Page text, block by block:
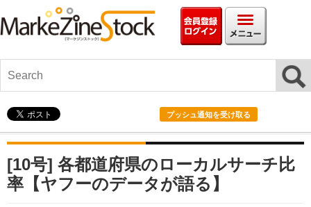
会員情報ログ
プッシュ通知を受け取る
[10号] 各都道府県のローカルサーチ比
率【ヤフーのデータが語る】